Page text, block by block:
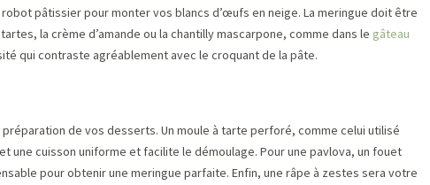
pâtissier pour monter vos blancs d’œufs en neige. La meringue doit être
la crème d’amande ou la chantilly mascarpone, comme dans le gâteau
qui contraste agréablement avec le croquant de la pâte.
de vos desserts. Un moule à tarte perforé, comme celui utilisé
une cuisson uniforme et facilite le démoulage. Pour une pavlova, un fouet
pour obtenir une meringue parfaite. Enfin, une râpe à zestes sera votre